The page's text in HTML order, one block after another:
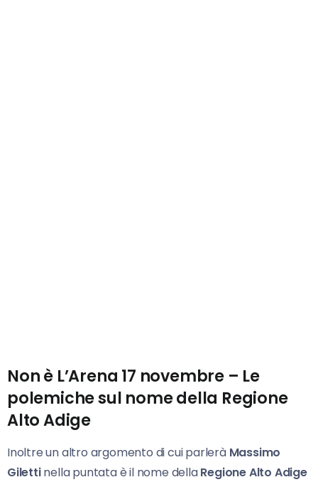
Non è L’Arena 17 novembre – Le
polemiche sul nome della Regione
Alto Adige
Inoltre un altro argomento di cui parlerà Massimo
Gilettinella puntata è il nome dellaRegione Alto Adige